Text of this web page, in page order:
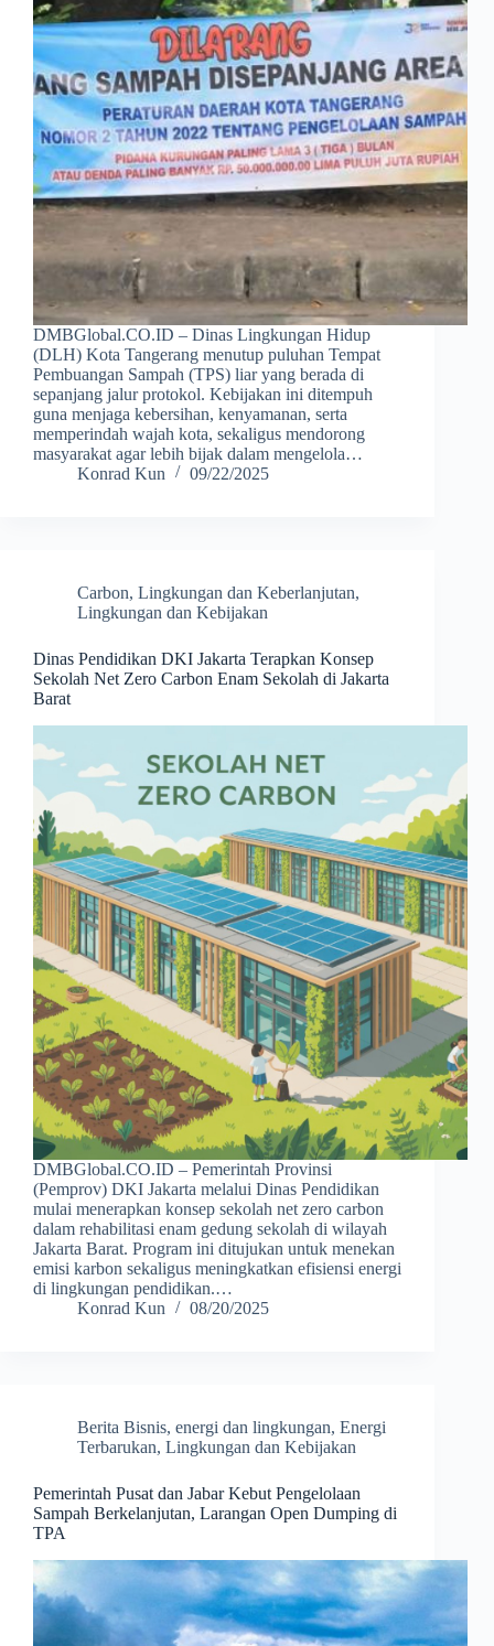
DMBGlobal.CO.ID – Dinas Lingkungan Hidup
(DLH) Kota Tangerang menutup puluhan Tempat
Pembuangan Sampah (TPS) liar yang berada di
sepanjang jalur protokol. Kebijakan ini ditempuh
guna menjaga kebersihan, kenyamanan, serta
memperindah wajah kota, sekaligus mendorong
masyarakat agar lebih bijak dalam mengelola…
Konrad Kun
09/22/2025
Carbon, Lingkungan dan Keberlanjutan,
Lingkungan dan Kebijakan
Dinas Pendidikan DKI Jakarta Terapkan Konsep
Sekolah Net Zero Carbon Enam Sekolah di Jakarta
Barat
DMBGlobal.CO.ID – Pemerintah Provinsi
(Pemprov) DKI Jakarta melalui Dinas Pendidikan
mulai menerapkan konsep sekolah net zero carbon
dalam rehabilitasi enam gedung sekolah di wilayah
Jakarta Barat. Program ini ditujukan untuk menekan
emisi karbon sekaligus meningkatkan efisiensi energi
di lingkungan pendidikan.…
Konrad Kun
08/20/2025
Berita Bisnis, energi dan lingkungan, Energi
Terbarukan, Lingkungan dan Kebijakan
Pemerintah Pusat dan Jabar Kebut Pengelolaan
Sampah Berkelanjutan, Larangan Open Dumping di
TPA